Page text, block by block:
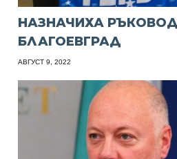
НАЗНАЧИХА
БЛАГОЕВГРАД
АВГУСТ 9, 2022